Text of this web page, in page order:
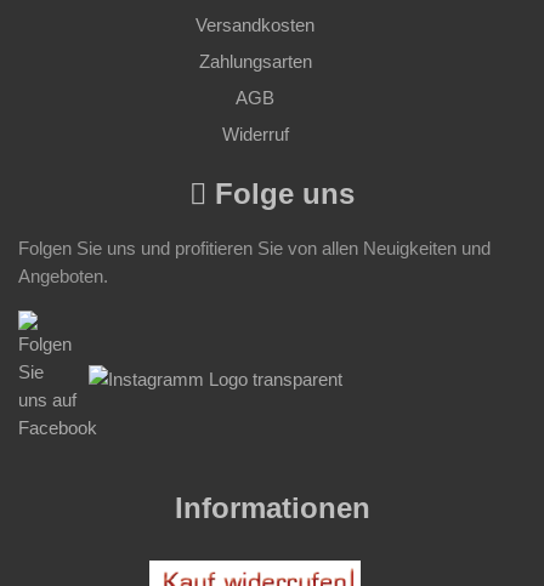
Versandkosten
Zahlungsarten
AGB
Widerruf
Folge uns
Folgen Sie uns und profitieren Sie von allen Neuigkeiten und
Angeboten.
Informationen